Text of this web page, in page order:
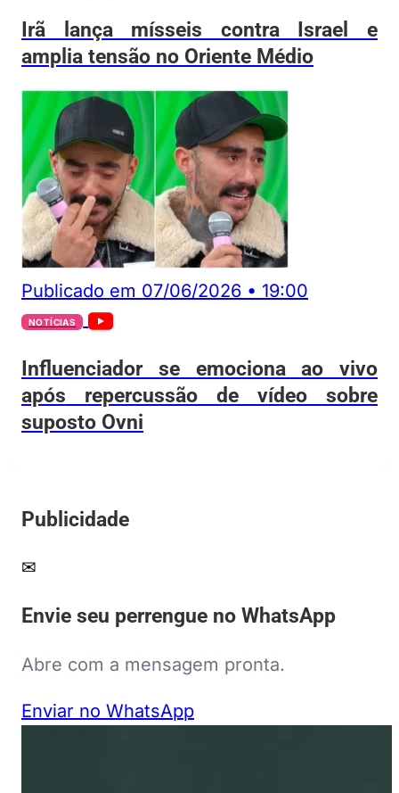
Irã lança mísseis contra Israel e
amplia tensão no Oriente Médio
Publicado em 07/06/2026 • 19:00
NOTÍCIAS
Influenciador se emociona ao vivo
após repercussão de vídeo sobre
suposto Ovni
Publicidade
✉
Envie seu perrengue no WhatsApp
Abre com a mensagem pronta.
Enviar no WhatsApp